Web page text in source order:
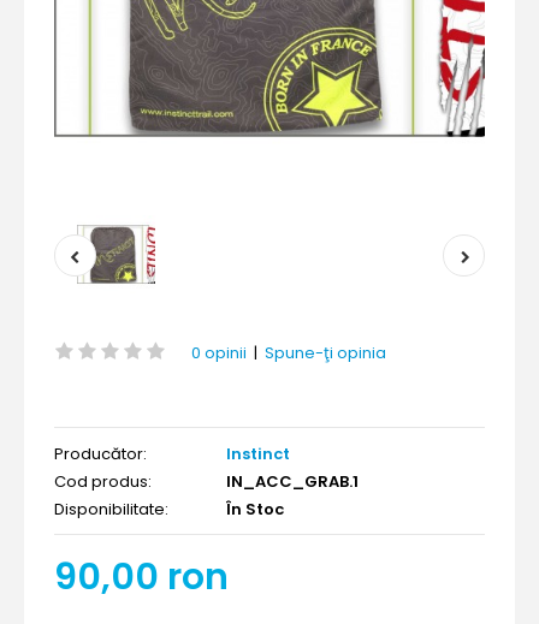
0 opinii | Spune-ţi opinia
Producător:
Instinct
Cod produs:
IN_ACC_GRAB.1
Disponibilitate:
În Stoc
90,00 ron